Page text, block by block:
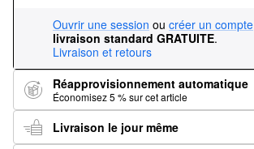
Ouvrir une session ou créer un compte
livraison standard GRATUITE.
Livraison et retours
Réapprovisionnement automatique
Économisez 5 % sur cet article
Livraison le jour même